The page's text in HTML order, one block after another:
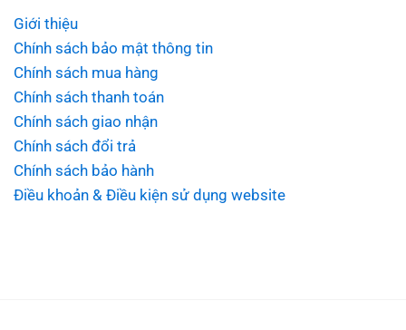
Giới thiệu
Chính sách bảo mật thông tin
Chính sách mua hàng
Chính sách thanh toán
Chính sách giao nhận
Chính sách đổi trả
Chính sách bảo hành
Điều khoản & Điều kiện sử dụng website